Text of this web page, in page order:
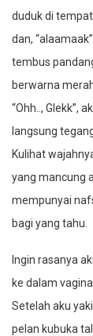
duduk di
dan,
tembus
berwarna
“Ohh.., Glekk”,
langsung
Kulihat
yang mancung
mempunyai
bagi yang tahu.
Ingin rasanya
ke dalam
Setelah aku
pelan kubuka